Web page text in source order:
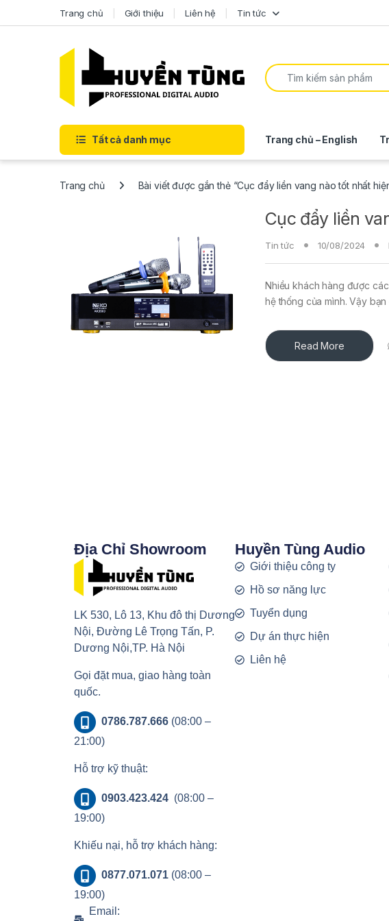
Trang chủ Giới thiệu Liên hệ Tin tức
Tất cả danh mục Trang chủ – English
Trang chủ Bài viết được gắn thẻ “Cục đẩy liền vang nào tốt nhất
Cục đẩy liền
Tin tức 10/08/2024
Nhiều khách hàng được
hệ thống của mình. Vậy
Read More
Địa Chỉ Showroom
LK 530, Lô 13, Khu đô thị Dương
Nội, Đường Lê Trọng Tấn, P.
Dương Nội,TP. Hà Nội
Gọi đặt mua, giao hàng toàn
quốc.
0786.787.666(08:00 –
21:00)
Hỗ trợ kỹ thuật:
0903.423.424 (08:00 –
19:00)
Khiếu nại, hỗ trợ khách hàng:
0877.071.071(08:00 –
19:00)
Email:
Huyền Tùng Audio
Giới thiệu công ty
Hồ sơ năng lực
Tuyển dụng
Dự án thực hiện
Liên hệ